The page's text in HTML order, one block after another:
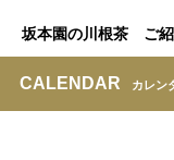
坂本園の川根茶 ご
CALENDAR カレン